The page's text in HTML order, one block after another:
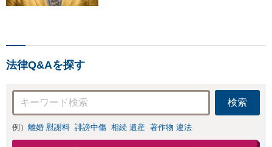
法律Q&Aを探す
検索
例） 離婚 慰謝料 誹謗中傷 相続 遺産 著作物 違法